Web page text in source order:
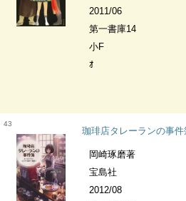
2011/06
第一書庫14
小F
ｵ
43
珈琲店タレーランの事件簿 [1] また会えたなら、あな
岡崎琢磨著
宝島社
2012/08